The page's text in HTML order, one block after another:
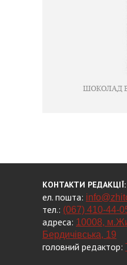
КОНТАКТИ РЕДАКЦІЇ:
ел. пошта:
тел.: (067) 410-44-
адреса: 10008,
Бердичівська, 19
головний редактор: